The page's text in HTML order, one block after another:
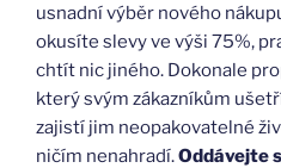
usnadní výběr nového
okusíte slevy ve výši 75%,
chtít nic jiného. Dokonale
který svým zákazníkům
zajistí jim neopakovatelné
ničím nenahradí.Oddávejte